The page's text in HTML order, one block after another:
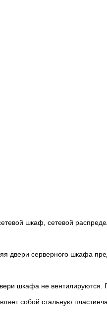
шкаф, сетевой
двери серверного шкафа
шкафа не
собой стальную